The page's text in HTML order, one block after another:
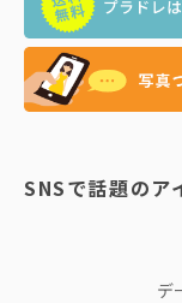
SNSで話題のア
デ